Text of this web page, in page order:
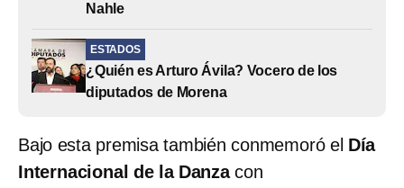
Nahle
ESTADOS
¿Quién es Arturo Ávila? Vocero de los
diputados de Morena
Bajo esta premisa también conmemoró el Día
Internacional de la Danzacon